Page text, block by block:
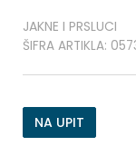
JAKNE I PRSLUCI
ŠIFRA ARTIKLA:
NA UPIT